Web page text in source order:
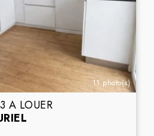
11 photo(s)
A LOUER